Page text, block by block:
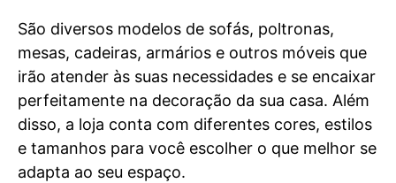
São diversos modelos de sofás, poltronas,
mesas, cadeiras, armários e outros móveis que
irão atender às suas necessidades e se encaixar
perfeitamente na decoração da sua casa. Além
disso, a loja conta com diferentes cores, estilos
e tamanhos para você escolher o que melhor se
adapta ao seu espaço.